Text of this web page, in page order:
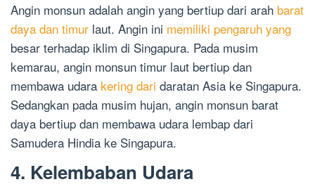
Angin monsun adalah angin yang bertiup dari arah barat
daya dan timur laut. Angin ini memiliki pengaruh yang
besar terhadap iklim di Singapura. Pada musim
kemarau, angin monsun timur laut bertiup dan
membawa udara kering dari daratan Asia ke Singapura.
Sedangkan pada musim hujan, angin monsun barat
daya bertiup dan membawa udara lembap dari
Samudera Hindia ke Singapura.
4. Kelembaban Udara